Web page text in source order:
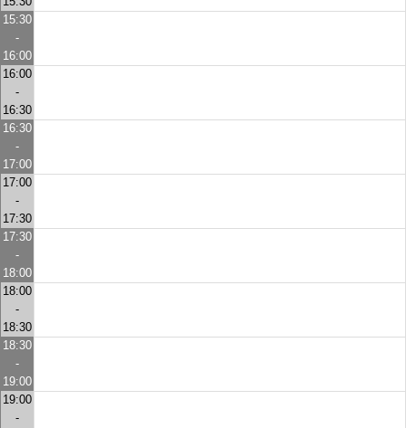
15:30
-
16:00
16:00
-
16:30
16:30
-
17:00
17:00
-
17:30
17:30
-
18:00
18:00
-
18:30
18:30
-
19:00
19:00
-